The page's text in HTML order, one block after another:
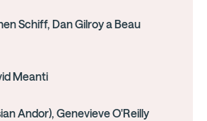
Schiff, Dan Gilroy a Beau
Meanti
Andor), Genevieve O'Reilly